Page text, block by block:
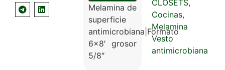
Melamina de
superficie
antimicrobiana|Formato
6×8′ grosor
5/8″
CLOSETS,
Cocinas,
Melamina
Vesto
antimicrobiana